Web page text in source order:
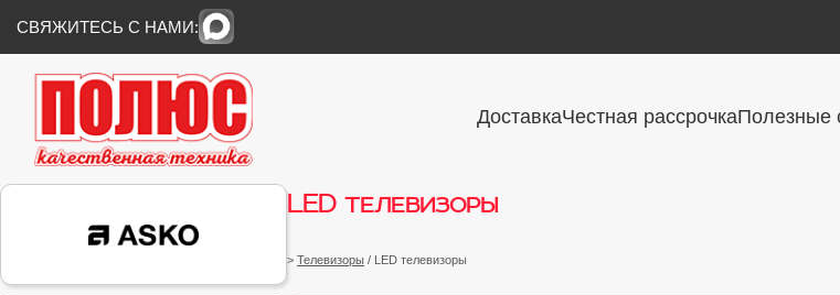
СВЯЖИТЕСЬ С НАМИ:
ДоставкаЧестная рассрочкаПолезные
LED телевизоры
> Телевизоры / LED телевизоры